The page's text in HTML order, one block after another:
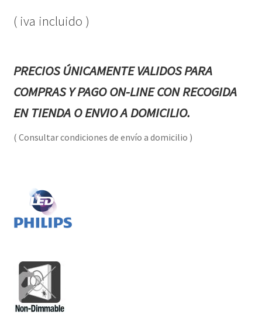
( iva incluido )
PRECIOS ÚNICAMENTE VALIDOS PARA
COMPRAS Y PAGO ON-LINE CON RECOGIDA
EN TIENDA O ENVIO A DOMICILIO.
( Consultar condiciones de envío a domicilio )